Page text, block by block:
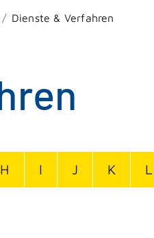
Dienste & Verfahren
H I J K L